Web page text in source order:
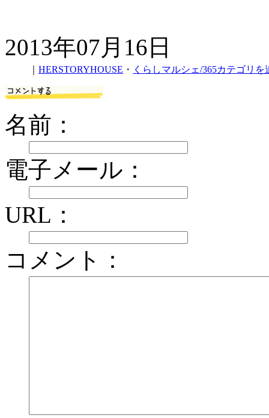
2013年07月16日
HERSTORYHOUSE ・ くらしマルシェ/365カテゴリを
名前：
電子メール：
URL：
コメント：